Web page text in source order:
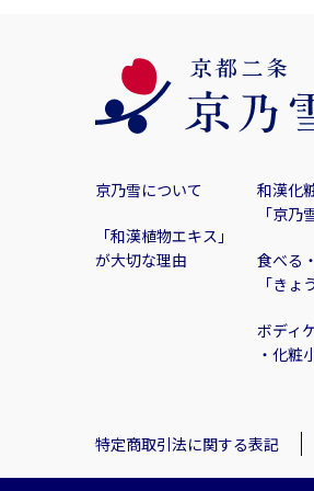
京乃雪について
「和漢植物エキス」
が大切な理由
和漢化
「京乃
食べる
「きょ
ボディ
・化粧
特定商取引法に関する表記